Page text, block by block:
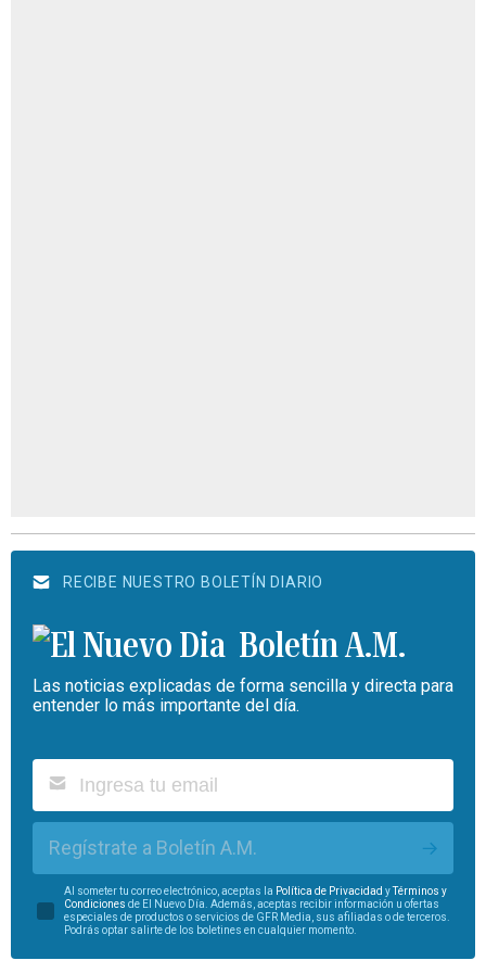
RECIBE NUESTRO BOLETÍN DIARIO
Boletín A.M.
Las noticias explicadas de forma sencilla y directa para
entender lo más importante del día.
Regístrate a Boletín A.M.
Al someter tu correo electrónico, aceptas la Política de Privacidad yTérminos y
Condiciones de El Nuevo Día. Además, aceptas recibir información u ofertas
especiales de productos o servicios de GFR Media, sus afiliadas o de terceros.
Podrás optar salirte de los boletines en cualquier momento.